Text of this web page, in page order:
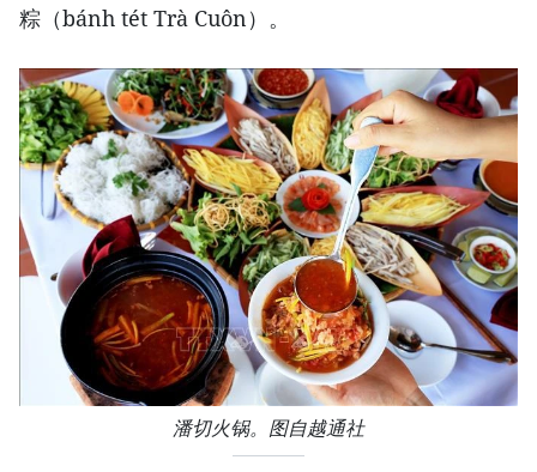
粽（bánh tét Trà Cuôn）。
潘切火锅。图自越通社